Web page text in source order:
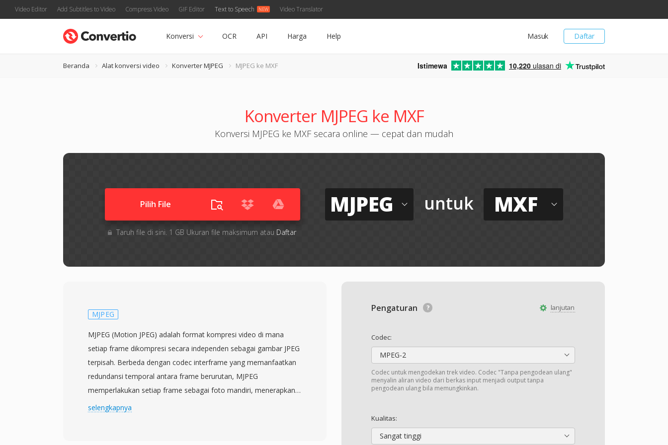
Video Editor Add Subtitles to Video Compress Video GIF Editor Text to Speech Video Translator
Daftar
Masuk
Konversi OCR API Harga Help
Beranda Alat konversi video Konverter MJPEG MJPEG ke MXF Istimewa 10,220 ulasan di
Konverter MJPEG ke MXF
Konversi MJPEG ke MXF secara online — cepat dan mudah
Pilih File
Taruh file di sini. 1 GB Ukuran file maksimum atau Daftar
MJPEG untuk MXF
lanjutan
Pengaturan
Codec:
MPEG-2
Codec untuk mengodekan trek video. Codec "Tanpa pengodean ulang"
menyalin aliran video dari berkas input menjadi output tanpa
pengodean ulang bila memungkinkan.
Kualitas:
Sangat tinggi
MJPEG
MJPEG (Motion JPEG) adalah format kompresi video di mana
setiap frame dikompresi secara independen sebagai gambar JPEG
terpisah. Berbeda dengan codec interframe yang memanfaatkan
redundansi temporal antara frame berurutan, MJPEG
memperlakukan setiap frame sebagai foto mandiri, menerapkan
kompresi discrete cosine transform yang sudah dikenal dari
selengkapnya